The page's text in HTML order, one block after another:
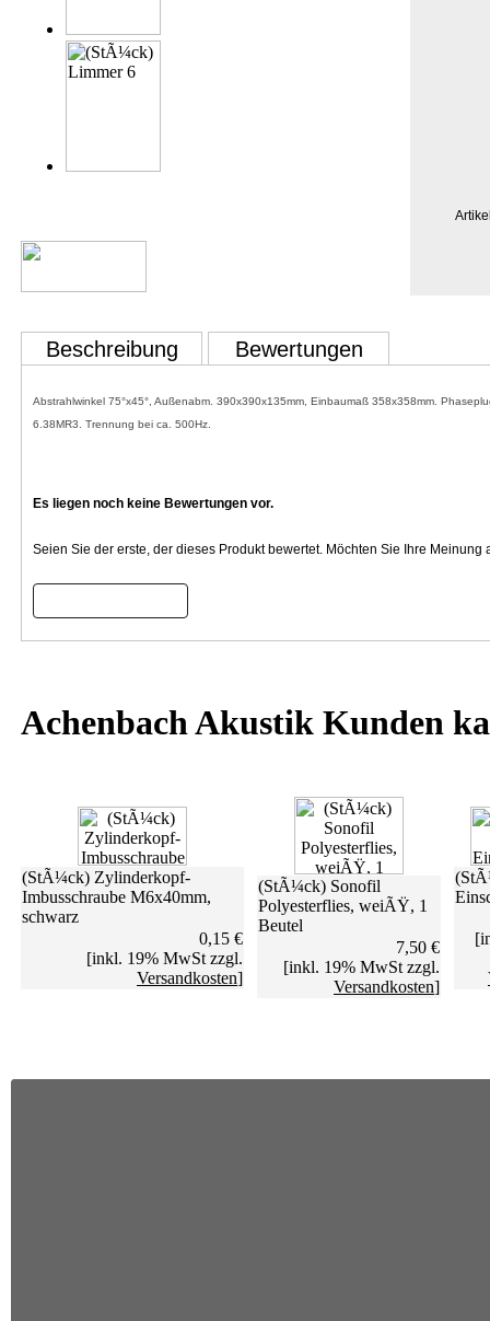
Beschreibung Bewertungen
Abstrahlwinkel 75°x45°, Außenabm. 390x390x135mm, Einbaumaß 358x358mm.
6.38MR3. Trennung bei ca. 500Hz.
Es liegen noch keine Bewertungen vor.
Seien Sie der erste, der dieses Produkt bewertet. Möchten Sie Ihre Meinung
Achenbach Akustik Kunden
(StÃ¼ck) Zylinderkopf-
Imbusschraube M6x40mm,
schwarz
0,15 €
[inkl. 19% MwSt zzgl.
Versandkosten]
(StÃ¼ck) Sonofil
Polyesterflies, weiÃŸ, 1
Beutel
7,50 €
[inkl. 19% MwSt zzgl.
Versandkosten]